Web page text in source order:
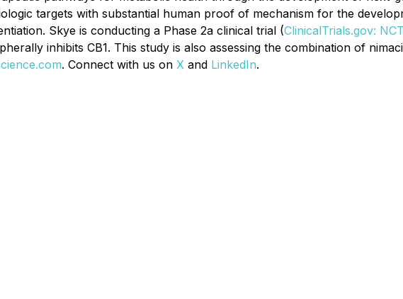
targets with substantial human proof of mechanism for the
Skye is conducting a Phase 2a clinical trial (ClinicalTrials.gov:
inhibits CB1. This study is also assessing the combination of
. Connect with us on X and LinkedIn.